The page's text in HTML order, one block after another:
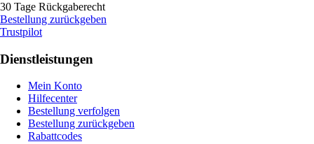
30 Tage Rückgaberecht
Bestellung zurückgeben
Trustpilot
Dienstleistungen
Mein Konto
Hilfecenter
Bestellung verfolgen
Bestellung zurückgeben
Rabattcodes